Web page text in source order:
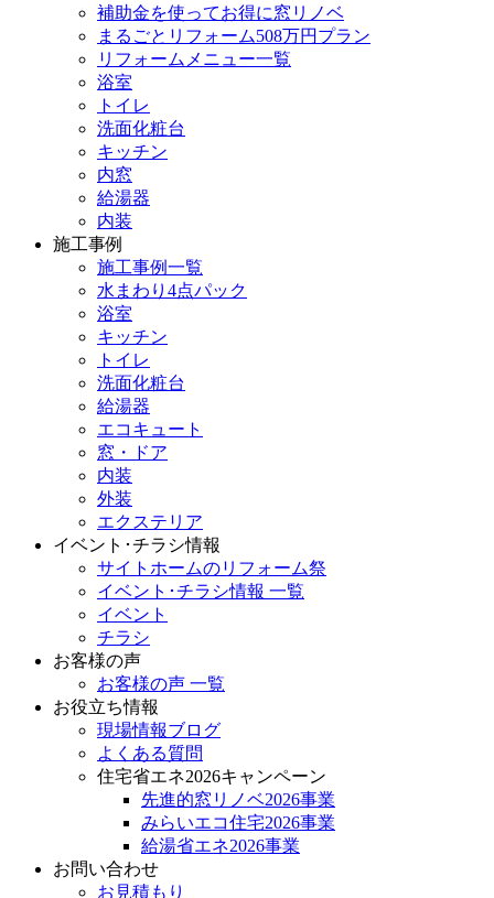
補助金を使ってお得に窓リノベ
まるごとリフォーム508万円プラン
リフォームメニュー一覧
浴室
トイレ
洗面化粧台
キッチン
内窓
給湯器
内装
施工事例
施工事例一覧
水まわり4点パック
浴室
キッチン
トイレ
洗面化粧台
給湯器
エコキュート
窓・ドア
内装
外装
エクステリア
イベント･チラシ情報
サイトホームのリフォーム祭
イベント･チラシ情報 一覧
イベント
チラシ
お客様の声
お客様の声 一覧
お役立ち情報
現場情報ブログ
よくある質問
住宅省エネ2026キャンペーン
先進的窓リノベ2026事業
みらいエコ住宅2026事業
給湯省エネ2026事業
お問い合わせ
お見積もり